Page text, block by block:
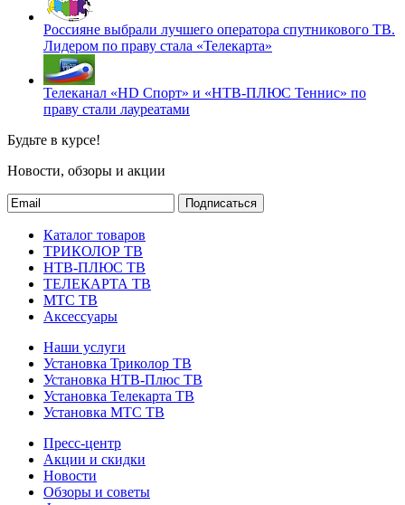
Россияне выбрали лучшего оператора спутникового ТВ.
Лидером по праву стала «Телекарта»
Телеканал «HD Спорт» и «НТВ-ПЛЮС Теннис» по
праву стали лауреатами
Будьте в курсе!
Новости, обзоры и акции
Подписаться
Каталог товаров
ТРИКОЛОР ТВ
НТВ-ПЛЮС ТВ
ТЕЛЕКАРТА ТВ
МТС ТВ
Аксессуары
Наши услуги
Установка Триколор ТВ
Установка НТВ-Плюс ТВ
Установка Телекарта ТВ
Установка МТС ТВ
Пресс-центр
Акции и скидки
Новости
Обзоры и советы